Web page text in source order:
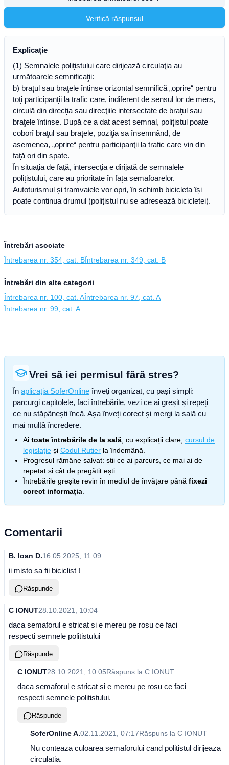
Verifică răspunsul
Explicație
(1) Semnalele poliţistului care dirijează circulaţia au
următoarele semnificaţii:
b) braţul sau braţele întinse orizontal semnifică „oprire“ pentru
toţi participanţii la trafic care, indiferent de sensul lor de mers,
circulă din direcţia sau direcţiile intersectate de braţul sau
braţele întinse. După ce a dat acest semnal, poliţistul poate
coborî braţul sau braţele, poziţia sa însemnând, de
asemenea, „oprire“ pentru participanţii la trafic care vin din
faţă ori din spate.
În situația de față, intersecția e dirijată de semnalele
polițistului, care au prioritate în fața semafoarelor.
Autoturismul și tramvaiele vor opri, în schimb bicicleta își
poate continua drumul (polițistul nu se adresează bicicletei).
Întrebări asociate
Întrebarea nr. 354, cat. BÎntrebarea nr. 349, cat. B
Întrebări din alte categorii
Întrebarea nr. 100, cat. AÎntrebarea nr. 97, cat. A
Întrebarea nr. 99, cat. A
Vrei să iei permisul fără stres?
În aplicația SoferOnline înveți organizat, cu pași simpli:
parcurgi capitolele, faci întrebările, vezi ce ai greșit și repeți
ce nu stăpânești încă. Așa înveți corect și mergi la sală cu
mai multă încredere.
Ai toate întrebările de la sală , cu explicații clare, cursul de
legislație și Codul Rutier la îndemână.
Progresul rămâne salvat: știi ce ai parcurs, ce mai ai de
repetat și cât de pregătit ești.
Întrebările greșite revin în mediul de învățare până fixezi
corect informația
Comentarii
B. Ioan D.16.05.2025, 11:09
ii misto sa fii biciclist !
Răspunde
C IONUT28.10.2021, 10:04
daca semaforul e stricat si e mereu pe rosu ce faci
respecti semnele politistului
Răspunde
C IONUT28.10.2021, 10:05Răspuns la C IONUT
daca semaforul e stricat si e mereu pe rosu ce faci
respecti semnele politistului.
Răspunde
SoferOnline A.02.11.2021, 07:17Răspuns la C IONUT
Nu conteaza culoarea semaforului cand politistul dirijeaza
circulatia.